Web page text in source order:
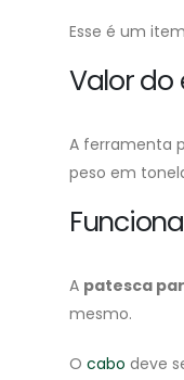
Esse é um
Valor
A ferramenta
peso em
A patesca
mesmo.
O cabo deve